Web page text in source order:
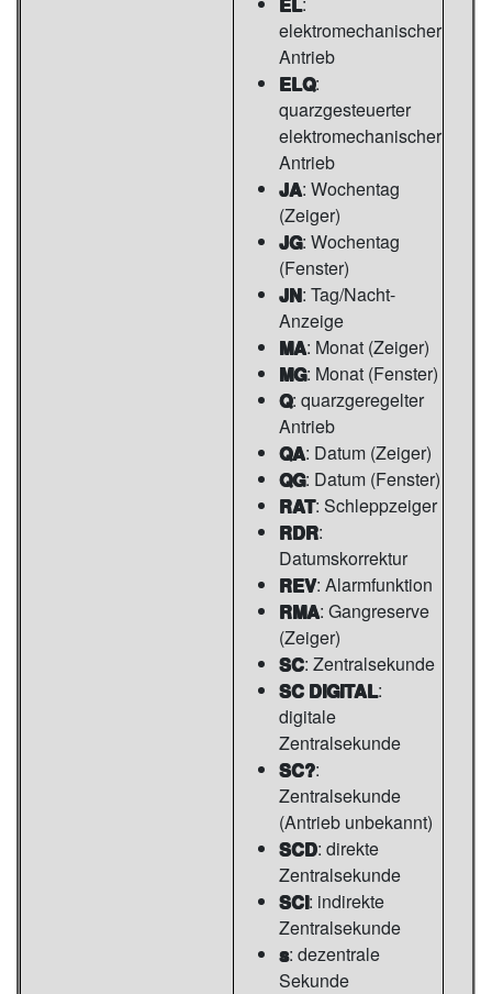
elektromechanischer
Antrieb
ELQ:
quarzgesteuerter
elektromechanischer
Antrieb
JA: Wochentag
(Zeiger)
JG: Wochentag
(Fenster)
JN: Tag/Nacht-
Anzeige
MA: Monat (Zeiger)
MG: Monat (Fenster)
Q: quarzgeregelter
Antrieb
QA: Datum (Zeiger)
QG: Datum (Fenster)
RAT: Schleppzeiger
RDR:
Datumskorrektur
REV: Alarmfunktion
RMA: Gangreserve
(Zeiger)
SC: Zentralsekunde
SC DIGITAL:
digitale
Zentralsekunde
SC?:
Zentralsekunde
(Antrieb unbekannt)
SCD: direkte
Zentralsekunde
SCI: indirekte
Zentralsekunde
s: dezentrale
Sekunde